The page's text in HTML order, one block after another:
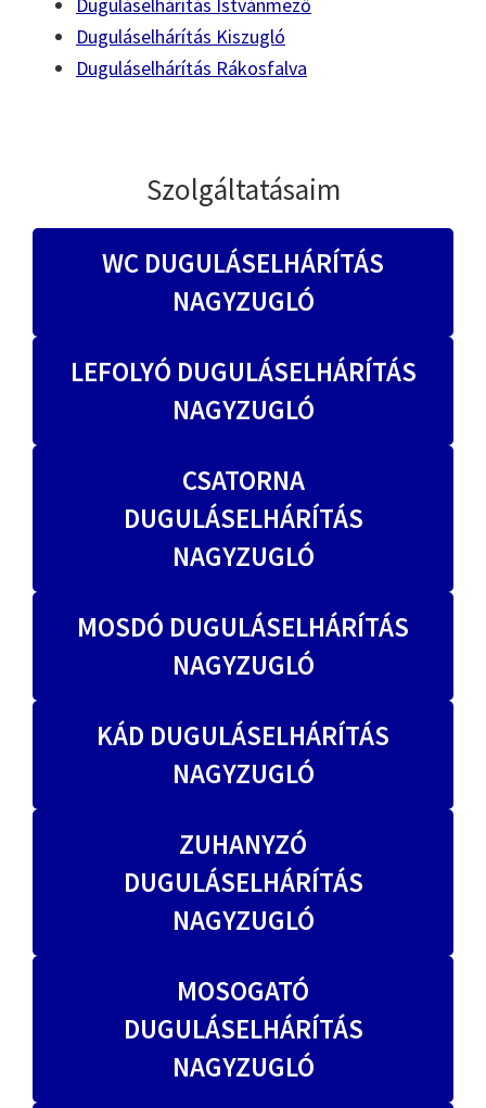
Duguláselhárítás Kiszugló
Duguláselhárítás Rákosfalva
Szolgáltatásaim
WC DUGULÁSELHÁRÍTÁS
NAGYZUGLÓ
LEFOLYÓ DUGULÁSELHÁRÍTÁS
NAGYZUGLÓ
CSATORNA
DUGULÁSELHÁRÍTÁS
NAGYZUGLÓ
MOSDÓ DUGULÁSELHÁRÍTÁS
NAGYZUGLÓ
KÁD DUGULÁSELHÁRÍTÁS
NAGYZUGLÓ
ZUHANYZÓ
DUGULÁSELHÁRÍTÁS
NAGYZUGLÓ
MOSOGATÓ
DUGULÁSELHÁRÍTÁS
NAGYZUGLÓ